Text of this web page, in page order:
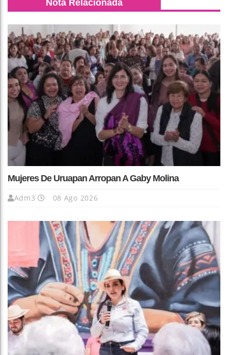
Nota Relacionada
Mujeres De Uruapan Arropan A Gaby Molina
Adm3 08 Ago 2026